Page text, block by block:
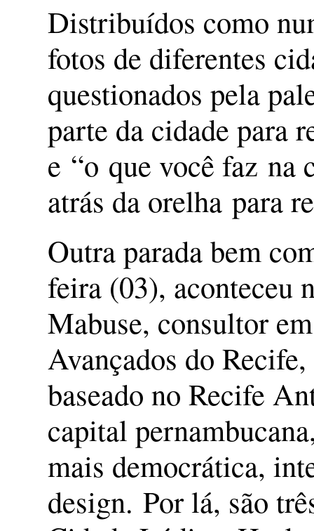
Distribuídos como
fotos de diferentes
questionados pela
parte da cidade para
e “o que você faz na
atrás da orelha para
Outra parada bem
feira (03), aconteceu
Mabuse, consultor
Avançados do
baseado no Recife
capital
mais democrática,
design. Por lá, são